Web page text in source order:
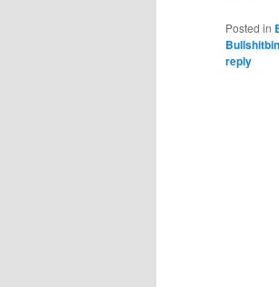
Posted in
reply